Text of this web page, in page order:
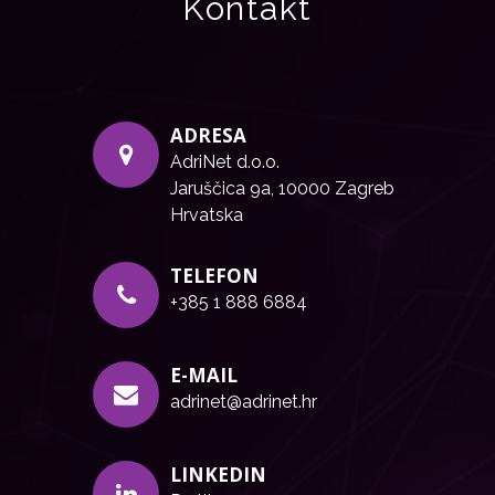
Kontakt
ADRESA
AdriNet d.o.o.
Jaruščica 9a, 10000 Zagreb
Hrvatska
TELEFON
+385 1 888 6884
E-MAIL
adrinet@adrinet.hr
LINKEDIN